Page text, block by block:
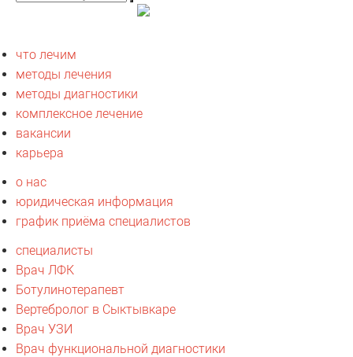
что лечим
методы лечения
методы диагностики
комплексное лечение
вакансии
карьера
о нас
юридическая информация
график приёма специалистов
специалисты
Врач ЛФК
Ботулинотерапевт
Вертебролог в Сыктывкаре
Врач УЗИ
Врач функциональной диагностики